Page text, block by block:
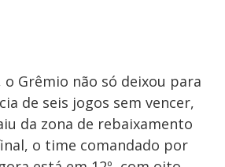
Grêmio não só deixou para
de seis jogos sem vencer,
da zona de rebaixamento
o time comandado por